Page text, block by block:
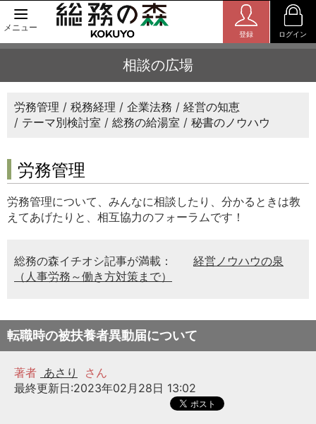
メニュー
登録 ログイン
相談の広場
労務管理 税務経理 企業法務
経営の知恵
テーマ別検討室
総務の給湯室 秘書のノウハウ
労務管理
労務管理について、みんなに相談したり、分かるときは教
えてあげたりと、相互協力のフォーラムです！
総務の森イチオシ記事が満載：
経営ノウハウの泉
（人事労務～働き方対策まで）
転職時の被扶養者異動届について
著者 あさり
さん
最終更新日:2023年02月28日 13:02